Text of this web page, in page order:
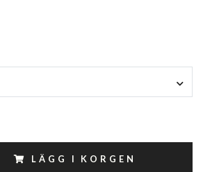
LÄGG I KORGEN